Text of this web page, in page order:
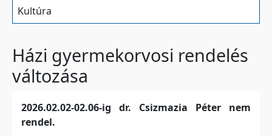
Kultúra
Házi gyermekorvosi rendelés
változása
2026.02.02-02.06-ig dr. Csizmazia Péter nem
rendel.